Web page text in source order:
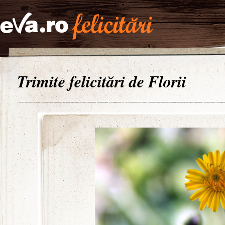
Trimite felicitări de Florii